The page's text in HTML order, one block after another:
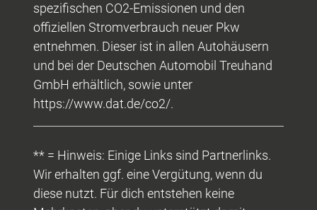
spezifischen CO2-Emissionen und den
offiziellen Stromverbrauch neuer Pkw
entnehmen. Dieser ist in allen Autohäusern
und bei der Deutschen Automobil Treuhand
GmbH erhältlich, sowie unter
https://www.dat.de/co2/.
** = Hinweis: Einige Links sind Partnerlinks.
Wir erhalten ggf. eine Vergütung, wenn du
diese nutzt. Für dich entstehen keine